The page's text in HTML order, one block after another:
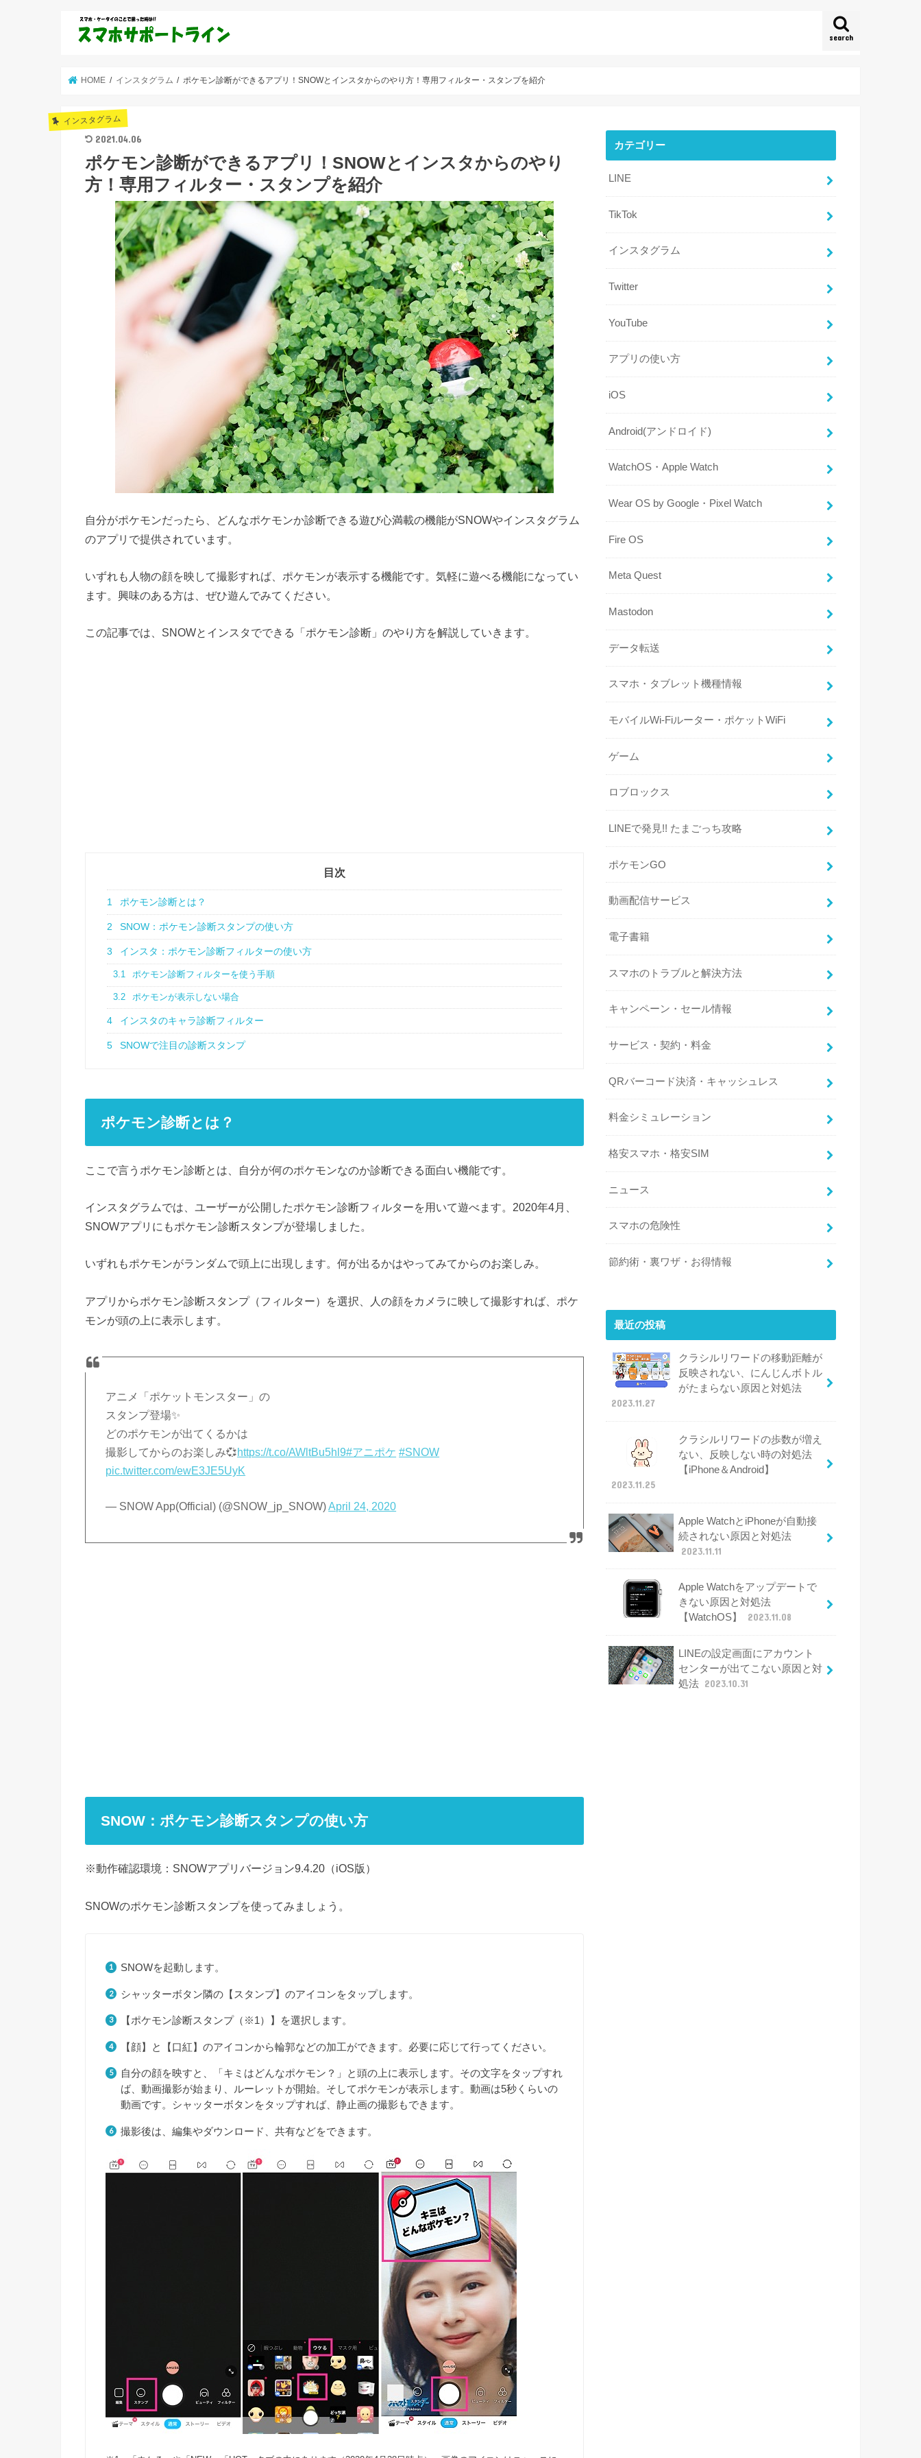
search
HOME インスタグラム ポケモン診断ができるアプリ！SNOWとインスタからのやり方！専用フィルター・スタンプを紹介
インスタグラム
2021.04.06
ポケモン診断ができるアプリ！SNOWとインスタからのやり
方！専用フィルター・スタンプを紹介
自分がポケモンだったら、どんなポケモンか診断できる遊び心満載の機能がSNOWやインスタグラム
のアプリで提供されています。
いずれも人物の顔を映して撮影すれば、ポケモンが表示する機能です。気軽に遊べる機能になってい
ます。興味のある方は、ぜひ遊んでみてください。
この記事では、SNOWとインスタでできる「ポケモン診断」のやり方を解説していきます。
目次
1 ポケモン診断とは？
2 SNOW：ポケモン診断スタンプの使い方
3 インスタ：ポケモン診断フィルターの使い方
3.1 ポケモン診断フィルターを使う手順
3.2 ポケモンが表示しない場合
4 インスタのキャラ診断フィルター
5 SNOWで注目の診断スタンプ
ポケモン診断とは？
ここで言うポケモン診断とは、自分が何のポケモンなのか診断できる面白い機能です。
インスタグラムでは、ユーザーが公開したポケモン診断フィルターを用いて遊べます。2020年4月、
SNOWアプリにもポケモン診断スタンプが登場しました。
いずれもポケモンがランダムで頭上に出現します。何が出るかはやってみてからのお楽しみ。
アプリからポケモン診断スタンプ（フィルター）を選択、人の顔をカメラに映して撮影すれば、ポケ
モンが頭の上に表示します。
アニメ「ポケットモンスター」の
スタンプ登場✨
どのポケモンが出てくるかは
撮影してからのお楽しみ💞https://t.co/AWltBu5hl9#アニポケ #SNOW
pic.twitter.com/ewE3JE5UyK
— SNOW App(Official) (@SNOW_jp_SNOW)April 24, 2020
SNOW：ポケモン診断スタンプの使い方
※動作確認環境：SNOWアプリバージョン9.4.20（iOS版）
SNOWのポケモン診断スタンプを使ってみましょう。
SNOWを起動します。
シャッターボタン隣の【スタンプ】のアイコンをタップします。
【ポケモン診断スタンプ（※1）】を選択します。
【顔】と【口紅】のアイコンから輪郭などの加工ができます。必要に応じて行ってください。
自分の顔を映すと、「キミはどんなポケモン？」と頭の上に表示します。その文字をタップすれ
ば、動画撮影が始まり、ルーレットが開始。そしてポケモンが表示します。動画は5秒くらいの
動画です。シャッターボタンをタップすれば、静止画の撮影もできます。
撮影後は、編集やダウンロード、共有などをできます。
カテゴリー
LINE
TikTok
インスタグラム
Twitter
YouTube
アプリの使い方
iOS
Android(アンドロイド)
WatchOS・Apple Watch
Wear OS by Google・Pixel Watch
Fire OS
Meta Quest
Mastodon
データ転送
スマホ・タブレット機種情報
モバイルWi-Fiルーター・ポケットWiFi
ゲーム
ロブロックス
LINEで発見!! たまごっち攻略
ポケモンGO
動画配信サービス
電子書籍
スマホのトラブルと解決方法
キャンペーン・セール情報
サービス・契約・料金
QRバーコード決済・キャッシュレス
料金シミュレーション
格安スマホ・格安SIM
ニュース
スマホの危険性
節約術・裏ワザ・お得情報
最近の投稿
クラシルリワードの移動距離が
反映されない、にんじんボトル
がたまらない原因と対処法
2023.11.27
クラシルリワードの歩数が増え
ない、反映しない時の対処法
【iPhone＆Android】
2023.11.25
Apple WatchとiPhoneが自動接
続されない原因と対処法
2023.11.11
Apple Watchをアップデートで
きない原因と対処法
【WatchOS】
2023.11.08
LINEの設定画面にアカウント
センターが出てこない原因と対
処法 2023.10.31